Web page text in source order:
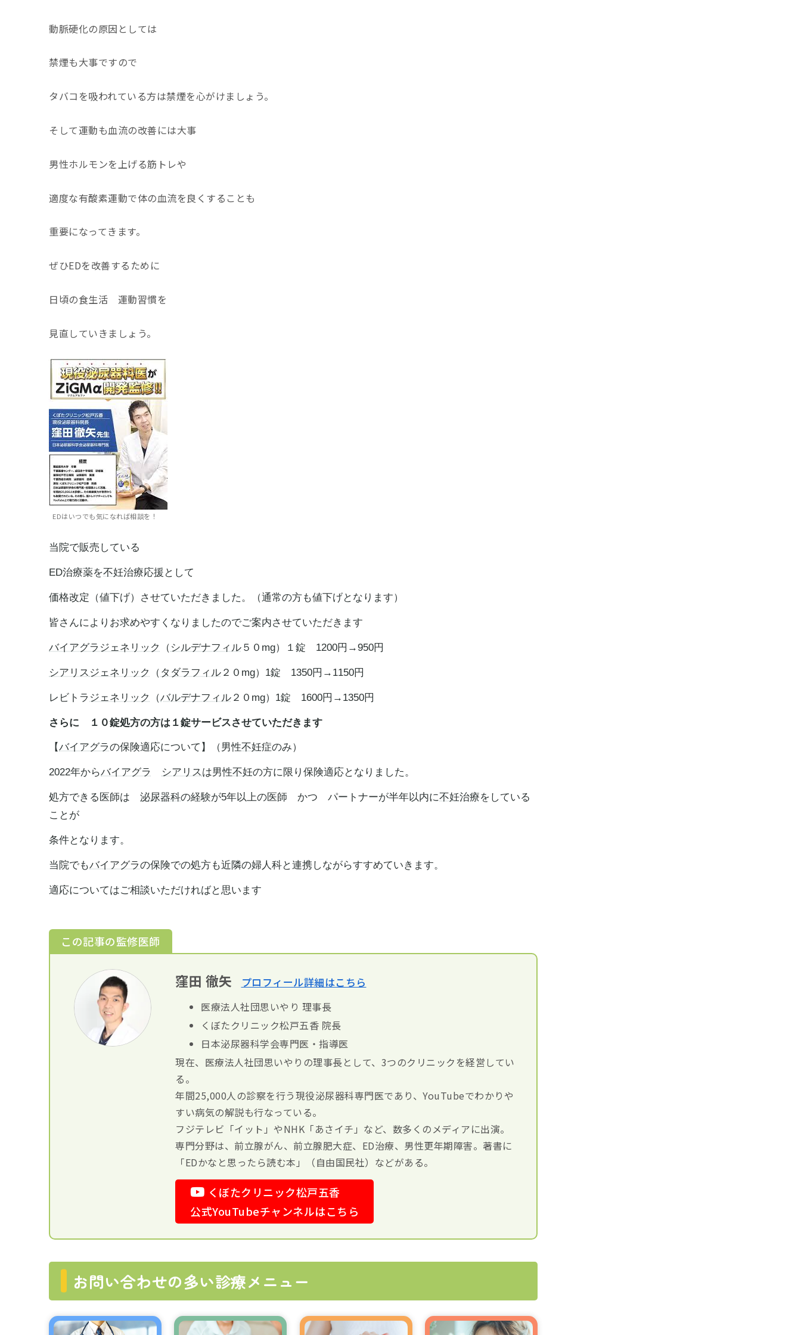
動脈硬化の原因としては
禁煙も大事ですので
タバコを吸われている方は禁煙を心がけましょう。
そして運動も血流の改善には大事
男性ホルモンを上げる筋トレや
適度な有酸素運動で体の血流を良くすることも
重要になってきます。
ぜひEDを改善するために
日頃の食生活 運動習慣を
見直していきましょう。
EDはいつでも気になれば相談を！
当院で販売している
ED治療薬を不妊治療応援として
価格改定（値下げ）させていただきました。（通常の方も値下げとなります）
皆さんによりお求めやすくなりましたのでご案内させていただきます
バイアグラ ジェネリック （ シルデナフィル ５０mg）１錠 1200円→950円
シアリス ジェネリック （ タダラフィル ２０mg）1錠 1350円→1150円
レビトラ ジェネリック （バルデナフィル ２０mg）1錠 1600円→1350円
さらに １０錠処方の方は１錠サービスさせていただきます
【バイアグラの保険適応について】（男性不妊症のみ）
2022年からバイアグラ シアリスは男性不妊の方に限り保険適応となりました。
処方できる医師は 泌尿器科の経験が5年以上の医師 かつ パートナーが半年以内に不妊治療をしている
ことが
条件となります。
当院でもバイアグラの保険での処方も近隣の婦人科と連携しながらすすめていきます。
適応についてはご相談いただければと思います
この記事の監修医師
窪田 徹矢 プロフィール詳細はこちら
医療法人社団思いやり 理事長
くぼたクリニック松戸五香 院長
日本泌尿器科学会専門医・指導医
現在、医療法人社団思いやりの理事長として、3つのクリニックを経営してい
る。
年間25,000人の診察を行う現役泌尿器科専門医であり、YouTubeでわかりや
すい病気の解説も行なっている。
フジテレビ「イット」やNHK「あさイチ」など、数多くのメディアに出演。
専門分野は、前立腺がん、前立腺肥大症、ED治療、男性更年期障害。著書に
「EDかなと思ったら読む本」（自由国民社）などがある。
くぼたクリニック松戸五香
公式YouTubeチャンネルはこちら
お問い合わせの多い診療メニュー